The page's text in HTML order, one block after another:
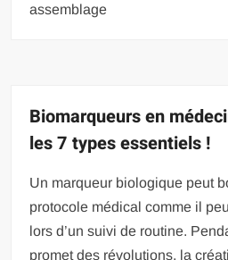
assemblage
Biomarqueurs en
les 7 types essentiels !
Un marqueur biologique peut
protocole médical comme il
lors d’un suivi de routine.
promet des révolutions, la